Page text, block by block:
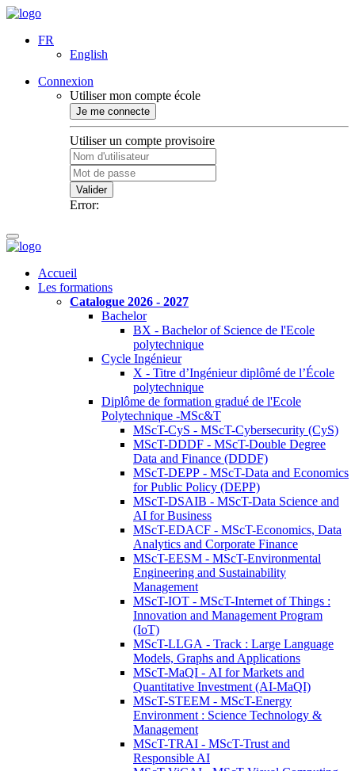
FR
English
Connexion
Utiliser mon compte école
Je me connecte
Utiliser un compte provisoire
Valider
Error:
Accueil
Les formations
Catalogue 2026 - 2027
Bachelor
BX - Bachelor of Science de l'Ecole
polytechnique
Cycle Ingénieur
X - Titre d’Ingénieur diplômé de l’École
polytechnique
Diplôme de formation gradué de l'Ecole
Polytechnique -MSc&T
MScT-CyS - MScT-Cybersecurity (CyS)
MScT-DDDF - MScT-Double Degree
Data and Finance (DDDF)
MScT-DEPP - MScT-Data and Economics
for Public Policy (DEPP)
MScT-DSAIB - MScT-Data Science and
AI for Business
MScT-EDACF - MScT-Economics, Data
Analytics and Corporate Finance
MScT-EESM - MScT-Environmental
Engineering and Sustainability
Management
MScT-IOT - MScT-Internet of Things :
Innovation and Management Program
(IoT)
MScT-LLGA - Track : Large Language
Models, Graphs and Applications
MScT-MaQI - AI for Markets and
Quantitative Investment (AI-MaQI)
MScT-STEEM - MScT-Energy
Environment : Science Technology &
Management
MScT-TRAI - MScT-Trust and
Responsible AI